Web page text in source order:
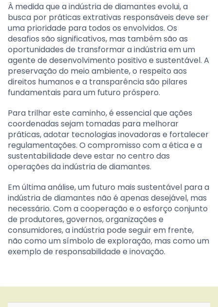
À medida que a indústria de diamantes evolui, a
busca por práticas extrativas responsáveis deve ser
uma prioridade para todos os envolvidos. Os
desafios são significativos, mas também são as
oportunidades de transformar a indústria em um
agente de desenvolvimento positivo e sustentável. A
preservação do meio ambiente, o respeito aos
direitos humanos e a transparência são pilares
fundamentais para um futuro próspero.
Para trilhar este caminho, é essencial que ações
coordenadas sejam tomadas para melhorar
práticas, adotar tecnologias inovadoras e fortalecer
regulamentações. O compromisso com a ética e a
sustentabilidade deve estar no centro das
operações da indústria de diamantes.
Em última análise, um futuro mais sustentável para a
indústria de diamantes não é apenas desejável, mas
necessário. Com a cooperação e o esforço conjunto
de produtores, governos, organizações e
consumidores, a indústria pode seguir em frente,
não como um símbolo de exploração, mas como um
exemplo de responsabilidade e inovação.